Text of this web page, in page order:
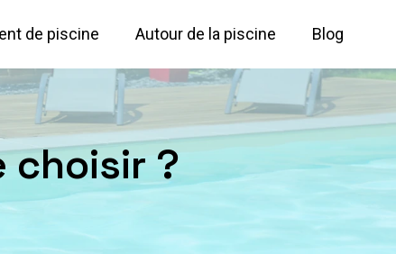
de piscine Autour de la piscine Blog
choisir ?